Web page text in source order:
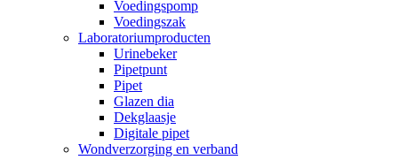
Voedingspomp
Voedingszak
Laboratoriumproducten
Urinebeker
Pipetpunt
Pipet
Glazen dia
Dekglaasje
Digitale pipet
Wondverzorging en verband